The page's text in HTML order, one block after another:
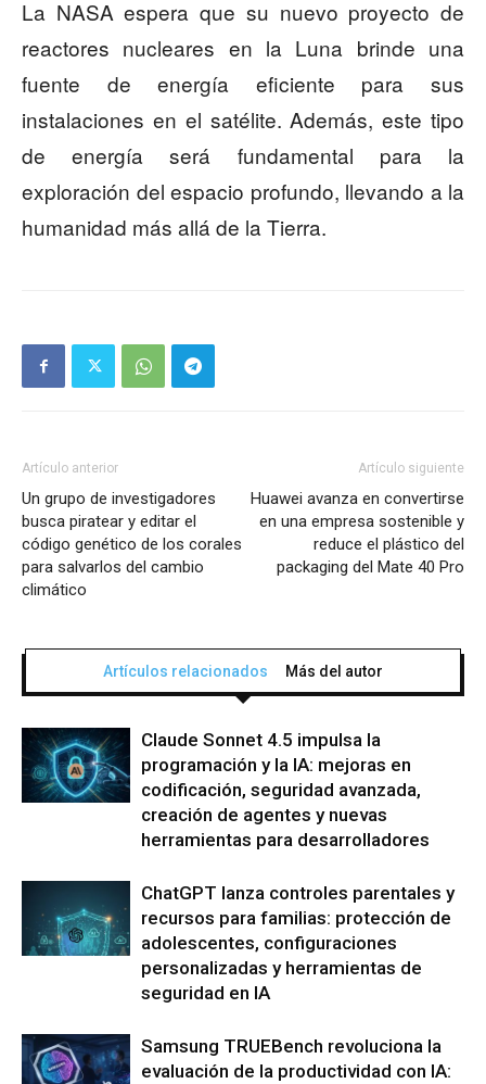
La NASA espera que su nuevo proyecto de
reactores nucleares en la Luna brinde una
fuente de energía eficiente para sus
instalaciones en el satélite. Además, este tipo
de energía será fundamental para la
exploración del espacio profundo, llevando a la
humanidad más allá de la Tierra.
Artículo anterior
Un grupo de investigadores
busca piratear y editar el
código genético de los corales
para salvarlos del cambio
climático
Artículo siguiente
Huawei avanza en convertirse
en una empresa sostenible y
reduce el plástico del
packaging del Mate 40 Pro
Artículos relacionados Más del autor
Claude Sonnet 4.5 impulsa la
programación y la IA: mejoras en
codificación, seguridad avanzada,
creación de agentes y nuevas
herramientas para desarrolladores
ChatGPT lanza controles parentales y
recursos para familias: protección de
adolescentes, configuraciones
personalizadas y herramientas de
seguridad en IA
Samsung TRUEBench revoluciona la
evaluación de la productividad con IA: